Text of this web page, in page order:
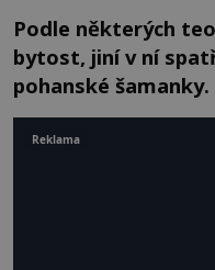
Podle některých
bytost, jiní v ní
pohanské šamanky.
Reklama